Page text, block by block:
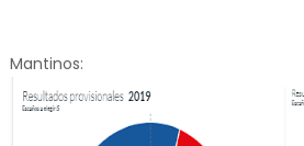
Mantinos: